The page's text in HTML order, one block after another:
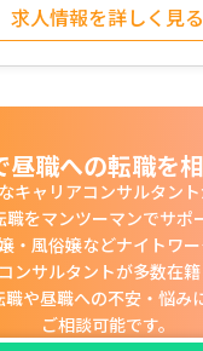
求人情報を詳しく見る
昼職への転職を
キャリアコンサルタン
をマンツーマンでサポ
・風俗嬢などナイトワ
ンサルタントが多数在
職や昼職への不安・悩み
ご相談可能です。